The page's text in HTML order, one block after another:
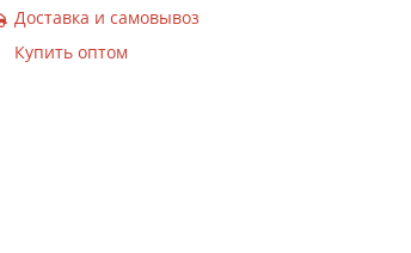
Доставка и самовывоз
Купить оптом